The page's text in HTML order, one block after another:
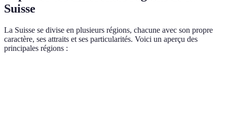
Suisse
La Suisse se divise en plusieurs régions, chacune avec son propre
caractère, ses attraits et ses particularités. Voici un aperçu des
principales régions :